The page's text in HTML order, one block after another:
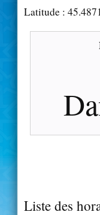
Latitude :
Liste des